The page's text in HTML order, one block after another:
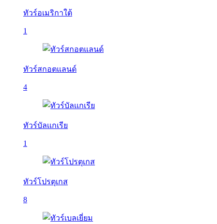
ทัวร์อเมริกาใต้
1
ทัวร์สกอตแลนด์
4
ทัวร์บัลเเกเรีย
1
ทัวร์โปรตุเกส
8